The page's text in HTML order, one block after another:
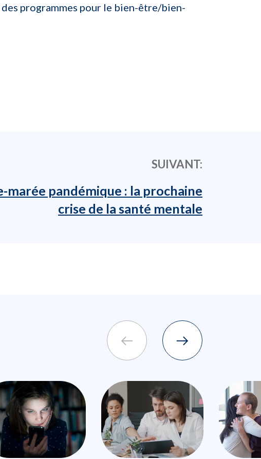
programmes pour le bien-être/bien-
SUIVANT:
marée pandémique : la prochaine
crise de la santé mentale